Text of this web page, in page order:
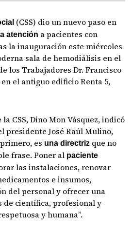
(CSS) dio un nuevo paso en
atención a pacientes con
la inauguración este miércoles
sala de hemodiálisis en el
los Trabajadores Dr. Francisco
el antiguo edificio Renta 5,
CSS, Dino Mon Vásquez, indicó
presidente José Raúl Mulino,
es una directriz que no
frase. Poner al paciente
las instalaciones, renovar
e insumos,
del personal y ofrecer una
de científica, profesional y
y humana”.